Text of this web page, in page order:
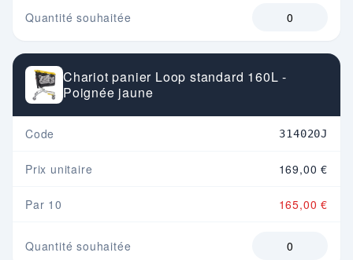
Quantité souhaitée
Chariot panier Loop standard 160L -
Poignée jaune
Code 314020J
Prix unitaire 169,00 €
Par 10 165,00 €
Quantité souhaitée